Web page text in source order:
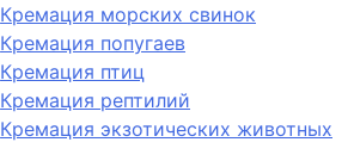
Кремация морских свинок
Кремация попугаев
Кремация птиц
Кремация рептилий
Кремация экзотических животных